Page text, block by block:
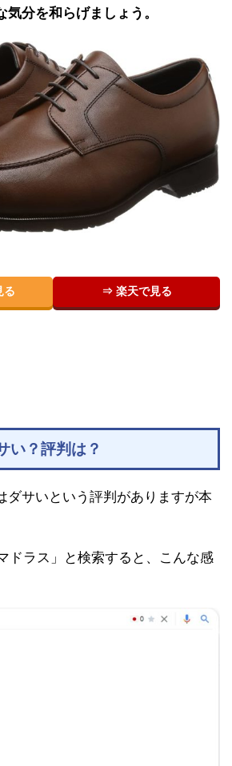
分を和らげましょう。
る ⇒ 楽天で見る
い？評判は？
ダサいという評判がありますが本
ドラス」と検索すると、こんな感